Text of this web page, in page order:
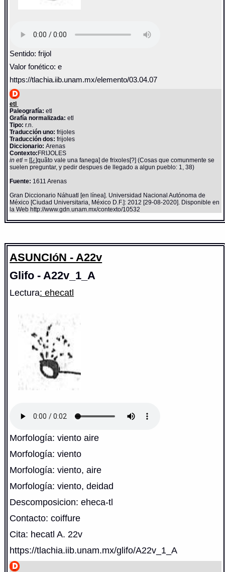
Sentido: frijol
Valor fonético: e
https://tlachia.iib.unam.mx/elemento/03.04.07
etl
Paleografía: etl
Grafía normalizada: etl
Tipo: r.n.
Traducción uno: frijoles
Traducción dos: frijoles
Diccionario:Arenas
Contexto: FRIJOLES
in etl= [[¿]quãto vale una fanega] de frixoles[?] (Cosas que comunmente se
suelen preguntar, y pedir despues de llegado a algun pueblo: 1, 38)
Fuente: 1611 Arenas
Gran Diccionario Náhuatl [en línea]. Universidad Nacional Autónoma de
México [Ciudad Universitaria, México D.F.]: 2012 [29-08-2020]. Disponible en
la Web http://www.gdn.unam.mx/contexto/10532
ASUNCIóN - A22v
Glifo - A22v_1_A
Lectura: ehecatl
Morfología: viento aire
Morfología: viento
Morfología: viento, aire
Morfología: viento, deidad
Descomposicion: eheca-tl
Contacto: coiffure
Cita: hecatl A. 22v
https://tlachia.iib.unam.mx/glifo/A22v_1_A